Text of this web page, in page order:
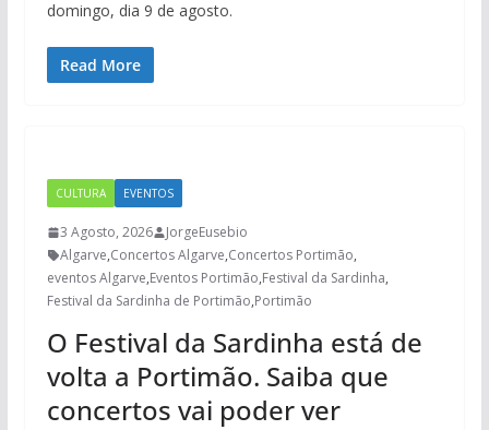
domingo, dia 9 de agosto.
Read More
CULTURA EVENTOS
3 Agosto, 2026
JorgeEusebio
Algarve,Concertos Algarve,Concertos Portimão,
eventos Algarve,Eventos Portimão,Festival da Sardinha,
Festival da Sardinha de Portimão,Portimão
O Festival da Sardinha está de
volta a Portimão. Saiba que
concertos vai poder ver